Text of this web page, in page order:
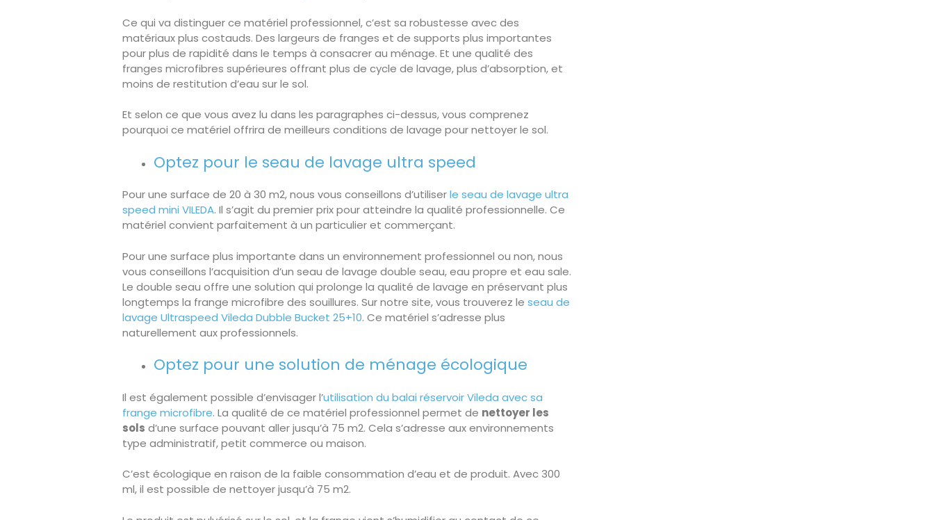
Ce qui va distinguer ce matériel professionnel, c’est sa robustesse avec des
matériaux plus costauds. Des largeurs de franges et de supports plus importantes
pour plus de rapidité dans le temps à consacrer au ménage. Et une qualité des
franges microfibres supérieures offrant plus de cycle de lavage, plus d’absorption, et
moins de restitution d’eau sur le sol.
Et selon ce que vous avez lu dans les paragraphes ci-dessus, vous comprenez
pourquoi ce matériel offrira de meilleurs conditions de lavage pour nettoyer le sol.
Optez pour le seau de lavage ultra speed
Pour une surface de 20 à 30 m2, nous vous conseillons d’utiliserle seau de lavage ultra
speed mini VILEDA. Il s’agit du premier prix pour atteindre la qualité professionnelle. Ce
matériel convient parfaitement à un particulier et commerçant.
Pour une surface plus importante dans un environnement professionnel ou non, nous
vous conseillons l’acquisition d’un seau de lavage double seau, eau propre et eau sale.
Le double seau offre une solution qui prolonge la qualité de lavage en préservant plus
longtemps la frange microfibre des souillures. Sur notre site, vous trouverez le seau de
lavage Ultraspeed Vileda Dubble Bucket 25+10. Ce matériel s’adresse plus
naturellement aux professionnels.
Optez pour une solution de ménage écologique
Il est également possible d’envisager l’utilisation du balai réservoir Vileda avec sa
frange microfibre. La qualité de ce matériel professionnel permet de nettoyer les
sols d’une surface pouvant aller jusqu’à 75 m2. Cela s’adresse aux environnements
type administratif, petit commerce ou maison.
C’est écologique en raison de la faible consommation d’eau et de produit. Avec 300
ml, il est possible de nettoyer jusqu’à 75 m2.